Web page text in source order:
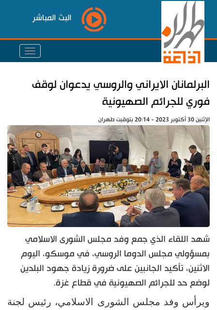
البث المباشر
البرلمانان الايراني والروسي يدعوان لوقف
فوري للجرائم الصهيونية
الإثنين 30 أكتوبر 2023 - 20:14 بتوقيت طهران
شهد اللقاء الذي جمع وفد مجلس الشورى الاسلامي
بمسؤولي مجلس الدوما الروسي، في موسكو، اليوم
الاثنين، تأكيد الجانبين على ضرورة زيادة جهود البلدين
لوضع حد للجرائم الصهيونية في قطاع غزة.
ويرأس وفد مجلس الشورى الاسلامي، رئيس لجنة